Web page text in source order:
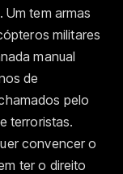
tem armas
militares
manual
de
pelo
terroristas.
convencer o
ter o direito